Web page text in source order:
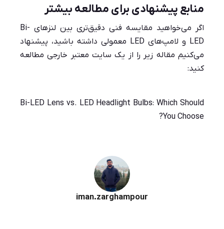
منابع پیشنهادی برای مطالعه بیشتر
اگر می‌خواهید مقایسه فنی دقیق‌تری بین لنزهای Bi-
LED و لامپ‌های LED معمولی داشته باشید، پیشنهاد
می‌کنیم مقاله زیر را از یک سایت معتبر خارجی مطالعه
کنید:
Bi-LED Lens vs. LED Headlight Bulbs: Which Should
You Choose?
iman.zarghampour